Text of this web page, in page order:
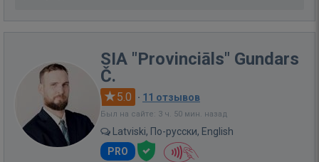
SIA "Provinciāls" Gundars
Č.
5.0 · 11 отзывов
Был на сайте: 3 ч. 50 мин. назад
Latviski, По-русски, English
PRO